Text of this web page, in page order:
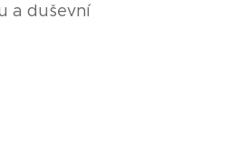
a duševní